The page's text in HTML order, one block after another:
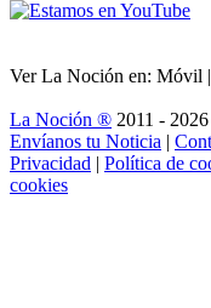
Ver La Noción en: Móvil |
La Noción ® 2011 - 2026
Envíanos tu Noticia |
Privacidad | Política de
cookies